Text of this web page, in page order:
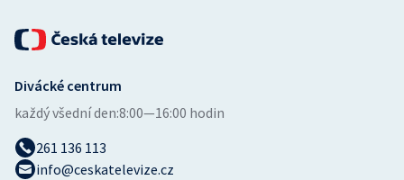
Short track
Sportovní střelba
Stolní tenis
Triatlon
Divácké centrum
každý všední den:8:00—16:00 hodin
261 136 113
info@ceskatelevize.cz